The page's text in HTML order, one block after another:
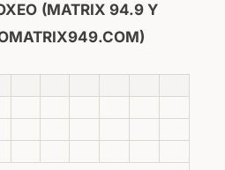
(MATRIX 94.9 Y